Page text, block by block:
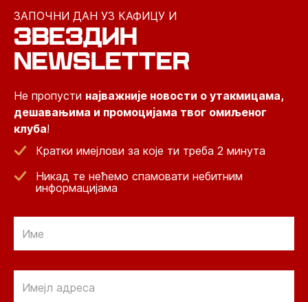
ЗАПОЧНИ ДАН УЗ КАФИЦУ И
ЗВЕЗДИН
NEWSLETTER
Не пропусти најважније новости о утакмицама,
дешавањима и промоцијама твог омиљеног
клуба!
Кратки имејлови за које ти треба 2 минута
Никад те нећемо спамовати небитним
информацијама